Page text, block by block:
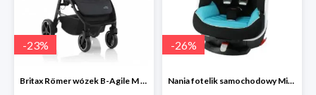
-23%
Britax Römer wózek B-Agile M Black Shadow 2020 -23%
-26%
Nania fotelik samochodowy Migo Saturn Premium Sky -26%